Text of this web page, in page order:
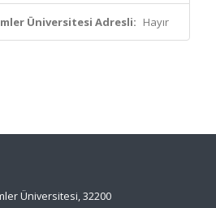
Üniversitesi Adresli: Hayır
Üniversitesi, 32200